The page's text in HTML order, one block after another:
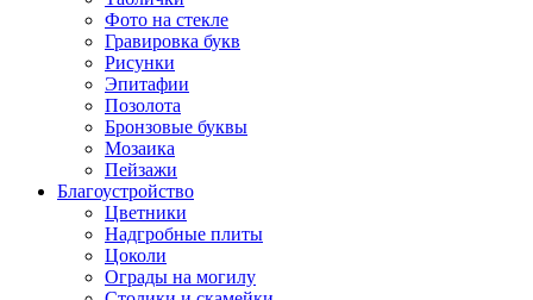
Фото на стекле
Гравировка букв
Рисунки
Эпитафии
Позолота
Бронзовые буквы
Мозаика
Пейзажи
Благоустройство
Цветники
Надгробные плиты
Цоколи
Ограды на могилу